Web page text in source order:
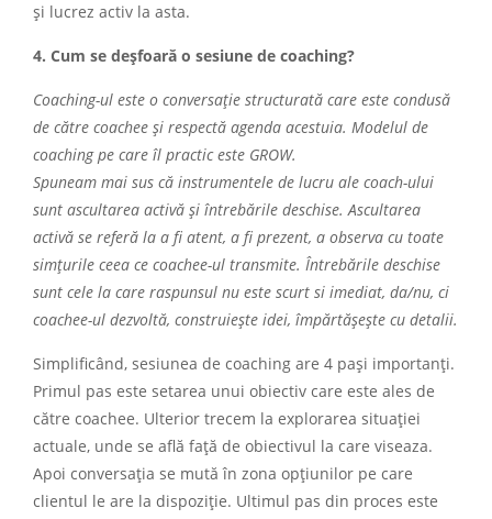
și lucrez activ la asta.
4. Cum se deșfoară o sesiune de coaching?
Coaching-ul este o conversație structurată care este condusă
de către coachee și respectă agenda acestuia. Modelul de
coaching pe care îl practic este GROW.
Spuneam mai sus că instrumentele de lucru ale coach-ului
sunt ascultarea activă și întrebările deschise. Ascultarea
activă se referă la a fi atent, a fi prezent, a observa cu toate
simțurile ceea ce coachee-ul transmite. Întrebările deschise
sunt cele la care raspunsul nu este scurt si imediat, da/nu, ci
coachee-ul dezvoltă, construiește idei, împărtășește cu detalii.
Simplificând, sesiunea de coaching are 4 pași importanți.
Primul pas este setarea unui obiectiv care este ales de
către coachee. Ulterior trecem la explorarea situației
actuale, unde se află față de obiectivul la care viseaza.
Apoi conversația se mută în zona opțiunilor pe care
clientul le are la dispoziție. Ultimul pas din proces este